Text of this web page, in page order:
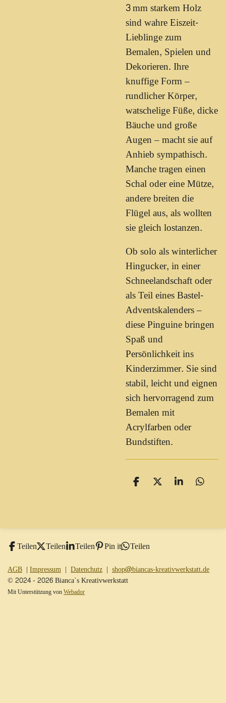
3 mm starkem Holz
sind wahre Eiszeit-
Lieblinge zum
Bemalen, Spielen und
Dekorieren. Ihre
knuffige Form –
rundlicher Körper,
watschelige Füße, dicke
Bäuche und große
Augen – macht sie auf
Anhieb sympathisch.
Manche tragen einen
Schal oder eine Mütze,
andere breiten die
Flügel aus, als wollten
sie gleich lostanzen.
Ob solo als winterlicher
Hingucker, in einer
Schneelandschaft oder
als Teil eines Bastel-
Adventskalenders –
diese Pinguine bringen
Spaß und
Persönlichkeit ins
Kinderzimmer. Sie sind
stabil, leicht und eignen
sich hervorragend zum
Bemalen mit
Acrylfarben oder
Bundstiften.
T T T T
Teilen
Teilen Teilen Pin it Teilen
AGB | Impressum | Datenchutz | shop@biancas-kreativwerkstatt.de
© 2024 - 2026 Bianca`s Kreativwerkstatt
Mit Unterstützung vonWebador